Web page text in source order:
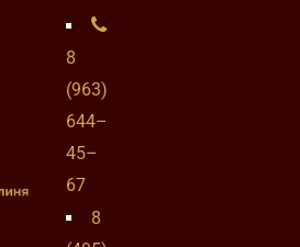
8
(963)
644–
45–
67
8